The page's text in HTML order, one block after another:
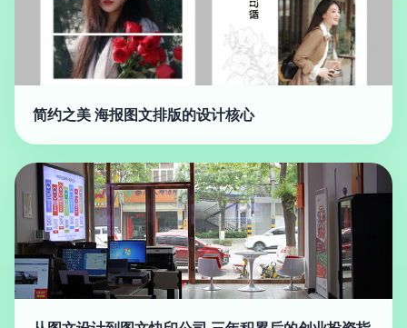
简约之美 海报图文排版的设计核心